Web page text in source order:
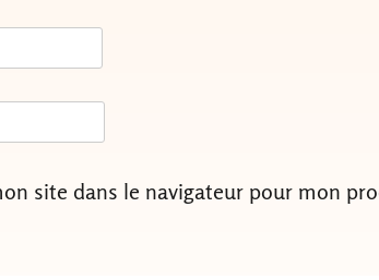
site dans le navigateur pour mon